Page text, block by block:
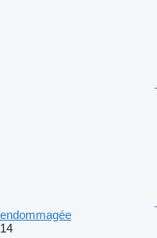
endommagée
14